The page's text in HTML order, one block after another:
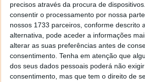
precisos através da procura de
consentir o processamento por nossa
nossos 1733 parceiros, conforme descrito
alternativa, pode aceder a informações
alterar as suas preferências antes de
consentimento. Tenha em atenção que
dos seus dados pessoais poderá não
consentimento, mas que tem o direito de